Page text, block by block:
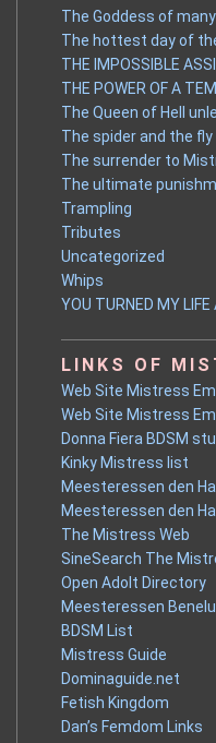
The Goddess of
The hottest day of
THE IMPOSSIBLE
THE POWER OF A
The Queen of Hell
The spider and the fly
The surrender to
The ultimate
Trampling
Tributes
Uncategorized
Whips
YOU TURNED MY LIFE
LINKS OF
Web Site Mistress
Web Site Mistress
Donna Fiera BDSM
Kinky Mistress list
Meesteressen den
Meesteressen den
The Mistress Web
SineSearch The
Open Adolt Directory
Meesteressen
BDSM List
Mistress Guide
Dominaguide.net
Fetish Kingdom
Dan’s Femdom Links